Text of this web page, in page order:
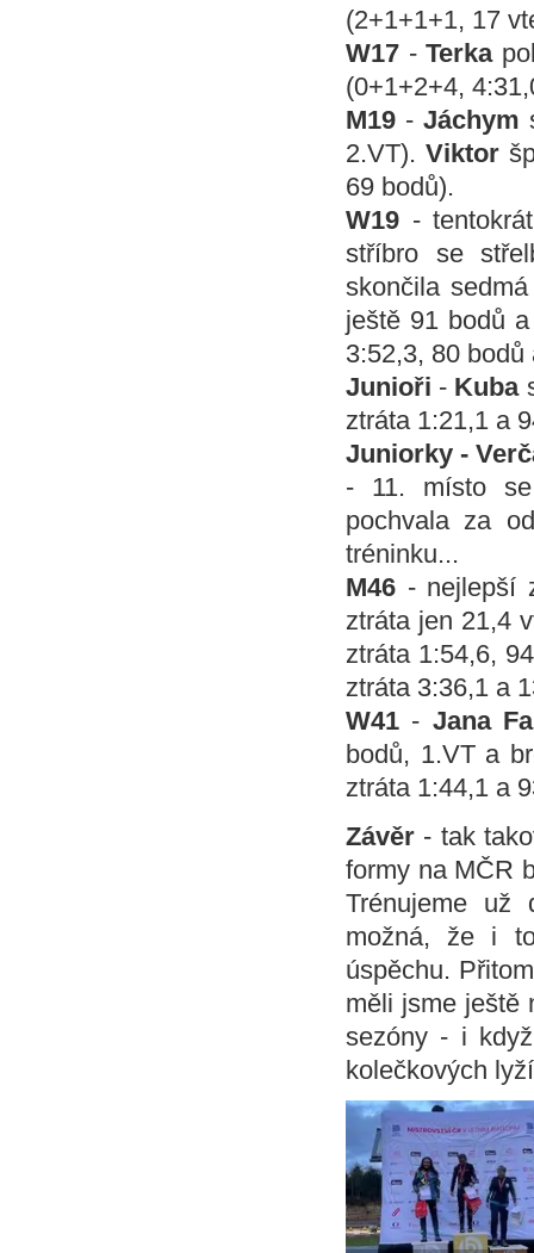
(2+1+1+1, 17
W17 -Terka
(0+1+2+4,
M19 -Jáchym
2.VT). Viktor
69 bodů).
W19 -
stříbro se
skončila
ještě 91 bodů
3:52,3, 80 bodů
Junioři - Kuba
ztráta 1:21,1 a
Juniorky -
- 11. místo
pochvala za
tréninku...
M46 - nejlepší
ztráta jen 21,4
ztráta 1:54,6,
ztráta 3:36,1 a
W41 - Jana
bodů, 1.VT a
ztráta 1:44,1 a
Závěr - tak
formy na MČR
Trénujeme už
možná, že i
úspěchu.
měli jsme ještě
sezóny - i
kolečkových